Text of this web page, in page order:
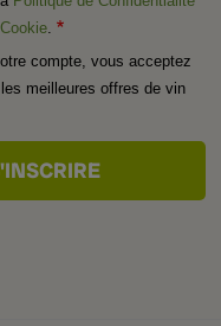
.
compte, vous acceptez
meilleures offres de vin